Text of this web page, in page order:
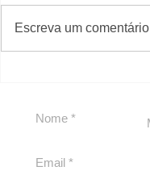
Solteirou!
Escreva um comentário
#Sugestões